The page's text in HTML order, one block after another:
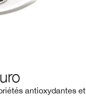
antioxydantes et